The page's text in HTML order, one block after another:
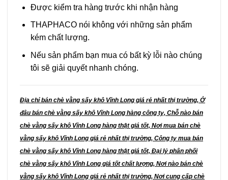
chọn
có
chọn
trên
sản
phẩm
Được kiểm tra hàng trước khi nhận hàng
THAPHACO nói không với những sản phẩm
kém chất lượng.
Nếu sản phẩm bạn mua có bất kỳ lỗi nào chúng
tôi sẽ giải quyết nhanh chóng.
Địa chỉ bán chè vằng sấy khô Vĩnh Long giá rẻ nhất thị trường, Ở
đâu bán chè vằng sấy khô Vĩnh Long hàng công ty, Chỗ nào bán
chè vằng sấy khô Vĩnh Long hàng thật giá tốt, Nơi mua bán chè
vằng sấy khô Vĩnh Long giá rẻ nhất thị trường, Công ty mua bán
chè vằng sấy khô Vĩnh Long hàng thật giá tốt, Đại lý phân phối
chè vằng sấy khô Vĩnh Long giá tốt chất lượng, Nơi nào bán chè
vằng sấy khô Vĩnh Long giá rẻ nhất thị trường, Nơi cung cấp chè